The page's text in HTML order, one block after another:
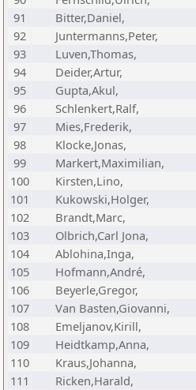
91
Bitter,Daniel,
92
Juntermanns,Peter,
93
Luven,Thomas,
94
Deider,Artur,
95
Gupta,Akul,
96
Schlenkert,Ralf,
97
Mies,Frederik,
98
Klocke,Jonas,
99
Markert,Maximilian,
100
Kirsten,Lino,
101
Kukowski,Holger,
102
Brandt,Marc,
103
Olbrich,Carl Jona,
104
Ablohina,Inga,
105
Hofmann,André,
106
Beyerle,Gregor,
107
Van Basten,Giovanni,
108
Emeljanov,Kirill,
109
Heidtkamp,Anna,
110
Kraus,Johanna,
111
Ricken,Harald,